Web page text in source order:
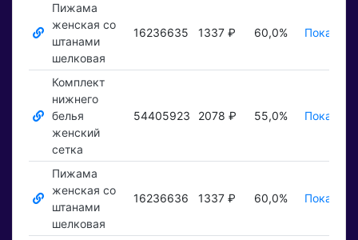
Пижама
женская со
штанами
шелковая
16236635 1337 ₽ 60,0%
Комплект
нижнего
белья
женский
сетка
54405923 2078 ₽ 55,0%
Пижама
женская со
штанами
шелковая
16236636 1337 ₽ 60,0%